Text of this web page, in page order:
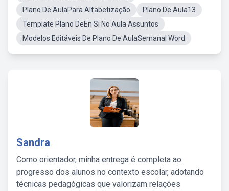
Plano De AulaPara Alfabetização
Plano De Aula13
Template Plano DeEn Si No Aula Assuntos
Modelos Editáveis De Plano De AulaSemanal Word
Sandra
Como orientador, minha entrega é completa ao
progresso dos alunos no contexto escolar, adotando
técnicas pedagógicas que valorizam relações